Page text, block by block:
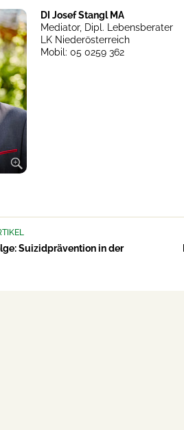
DI Josef Stangl MA
Mediator, Dipl. Lebensberater
LK Niederösterreich
Mobil: 05 0259 362
Suizidprävention in der